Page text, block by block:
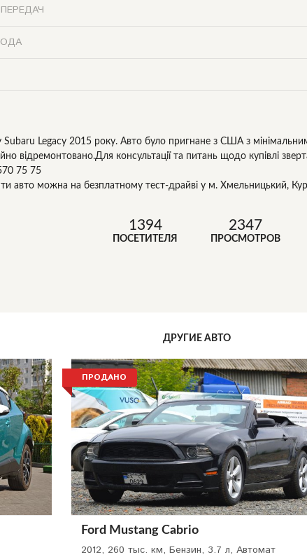
Legacy 2015 року. Авто було пригнане з США з
відремонтовано.Для консультації та питань щодо купівлі
75 75
авто можна на безплатному тест-драйві у м. Хмельницький,
1394
ПОСЕТИТЕЛЯ
2347
ПРОСМОТРОВ
ДРУГИЕ АВТО
ПРОДАНО
Ford Mustang Cabrio
2012, 260 тыс. км, Бензин, 3.7 л, Автомат